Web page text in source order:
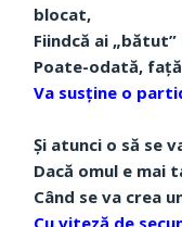
blocat,
Fiindcă ai
Poate-odată,
Va susține o
Și atunci o să se
Dacă omul e mai
Când se va crea
Cu viteză de